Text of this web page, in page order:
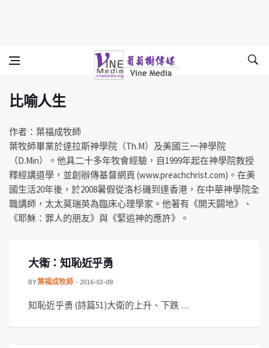
比喻人生
Vine Media
葡萄樹傳媒
比喻人生
作者：葉福成牧師
葉牧師畢業於達拉斯神學院（Th.M）及美國三一神學院
（D.Min）。他具二十多年牧會經驗，自1999年起在神學院教授
釋經講道學，並創辦傳基督網頁 (www.preachchrist.com)。在美
國生活20年後，於2008暑假從洛杉磯到達香港，在中華神學院全
職講師，太太莫瑞英為臨床心理學家。他著有《開天闢地》、
《耶穌：罪人的朋友》與《緊追神的應許》。
大衛：知恥近乎勇
BY葉福成牧師 2016-03-08
知恥近乎勇 (詩篇51)大衛的上升、下跌 …